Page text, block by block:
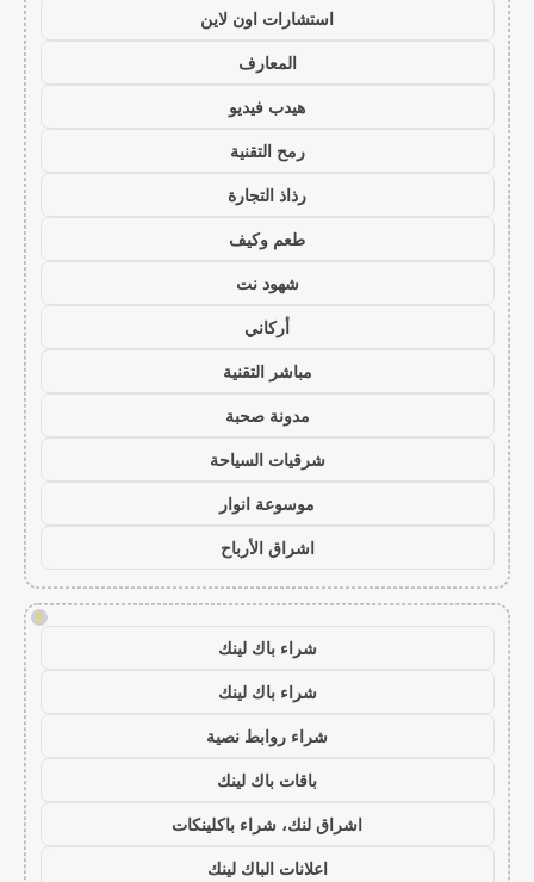
استشارات اون لاين
المعارف
هيدب فيديو
رمح التقنية
رذاذ التجارة
طعم وكيف
شهود نت
أركاني
مباشر التقنية
مدونة صحبة
شرقيات السياحة
موسوعة انوار
اشراق الأرباح
!
شراء باك لينك
شراء باك لينك
شراء روابط نصية
باقات باك لينك
اشراق لنك، شراء باكلينكات
اعلانات الباك لينك